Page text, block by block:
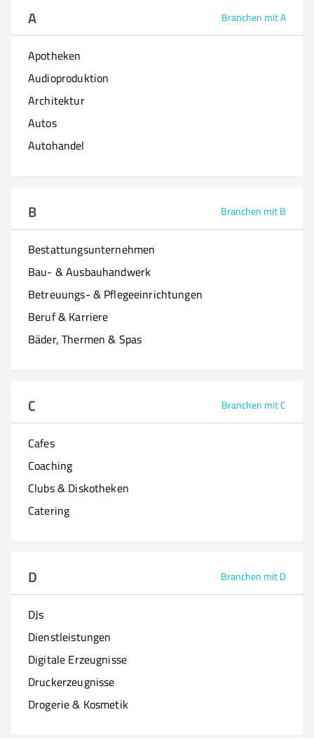
A Branchen mit A
Apotheken
Audioproduktion
Architektur
Autos
Autohandel
B Branchen mit B
Bestattungsunternehmen
Bau- & Ausbauhandwerk
Betreuungs- & Pflegeeinrichtungen
Beruf & Karriere
Bäder, Thermen & Spas
C Branchen mit C
Cafes
Coaching
Clubs & Diskotheken
Catering
D Branchen mit D
DJs
Dienstleistungen
Digitale Erzeugnisse
Druckerzeugnisse
Drogerie & Kosmetik